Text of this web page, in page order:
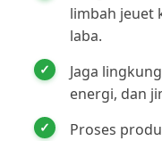
limbah jeuet
laba.
Jaga
energi, dan
Proses